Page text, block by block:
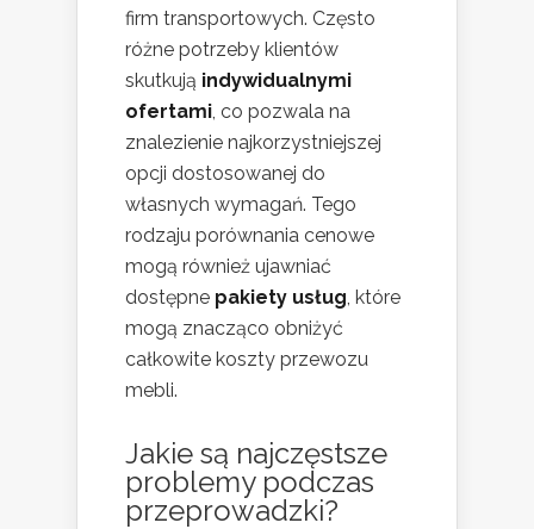
firm transportowych. Często
różne potrzeby klientów
skutkują indywidualnymi
ofertami, co pozwala na
znalezienie najkorzystniejszej
opcji dostosowanej do
własnych wymagań. Tego
rodzaju porównania cenowe
mogą również ujawniać
dostępne pakiety usług, które
mogą znacząco obniżyć
całkowite koszty przewozu
mebli.
Jakie są najczęstsze
problemy podczas
przeprowadzki?